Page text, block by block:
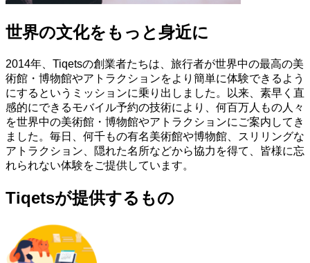
世界の文化をもっと身近に
2014年、Tiqetsの創業者たちは、旅行者が世界中の最高の美
術館・博物館やアトラクションをより簡単に体験できるよう
にするというミッションに乗り出しました。以来、素早く直
感的にできるモバイル予約の技術により、何百万人もの人々
を世界中の美術館・博物館やアトラクションにご案内してき
ました。毎日、何千もの有名美術館や博物館、スリリングな
アトラクション、隠れた名所などから協力を得て、皆様に忘
れられない体験をご提供しています。
Tiqetsが提供するもの